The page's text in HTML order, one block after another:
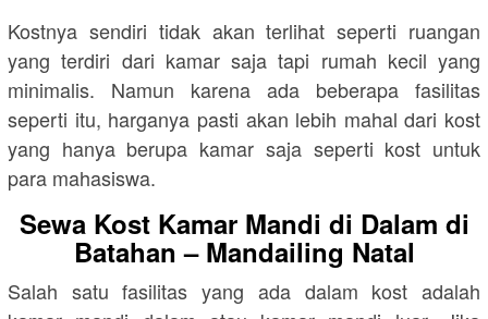
Kostnya sendiri tidak akan terlihat seperti ruangan
yang terdiri dari kamar saja tapi rumah kecil yang
minimalis. Namun karena ada beberapa fasilitas
seperti itu, harganya pasti akan lebih mahal dari kost
yang hanya berupa kamar saja seperti kost untuk
para mahasiswa.
Sewa Kost Kamar Mandi di Dalam di
Batahan – Mandailing Natal
Salah satu fasilitas yang ada dalam kost adalah